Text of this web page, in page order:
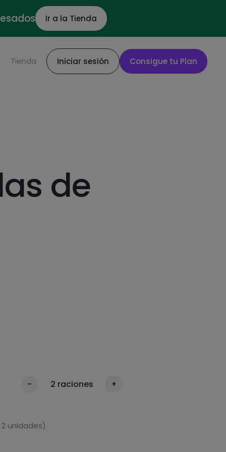
Ir a la Tienda
Tienda Iniciar sesión Consigue tu Plan
de
- 2 raciones +
unidades)